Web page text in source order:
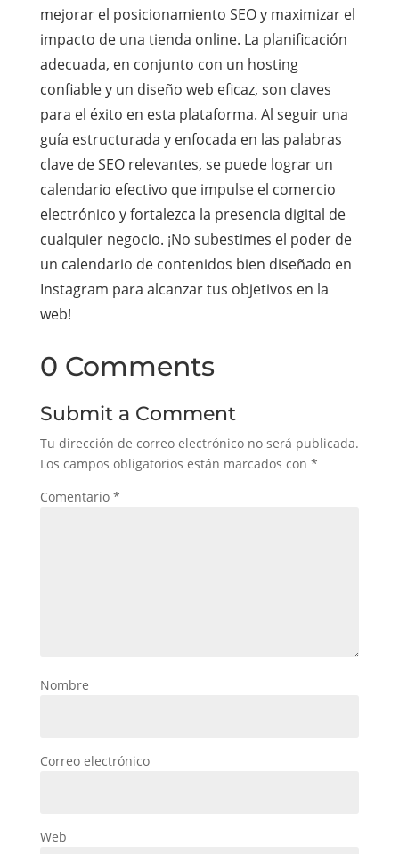
mejorar el posicionamiento SEO y maximizar el
impacto de una tienda online. La planificación
adecuada, en conjunto con un hosting
confiable y un diseño web eficaz, son claves
para el éxito en esta plataforma. Al seguir una
guía estructurada y enfocada en las palabras
clave de SEO relevantes, se puede lograr un
calendario efectivo que impulse el comercio
electrónico y fortalezca la presencia digital de
cualquier negocio. ¡No subestimes el poder de
un calendario de contenidos bien diseñado en
Instagram para alcanzar tus objetivos en la
web!
0 Comments
Submit a Comment
Tu dirección de correo electrónico no será publicada.
Los campos obligatorios están marcados con *
Comentario *
Nombre
Correo electrónico
Web